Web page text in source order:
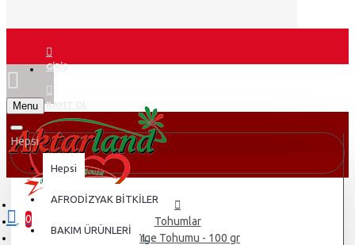
GIRIŞ
KAYIT OL
Menu
0
0 ürün - 0,00TL
Hepsi
Hepsi
AFRODİZYAK BİTKİLER
BAKIM ÜRÜNLERİ
Tohumlar
Süpürge Tohumu - 100 gr